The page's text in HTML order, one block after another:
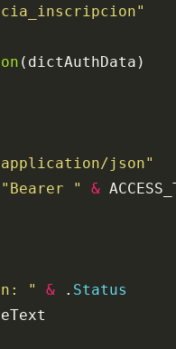
(dictAuthData)
json"
"Bearer " &
" & . Status